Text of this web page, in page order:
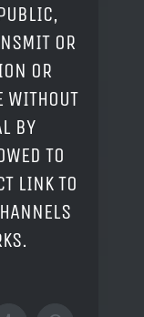
OR
OR
WITHOUT
BY
TO
LINK TO